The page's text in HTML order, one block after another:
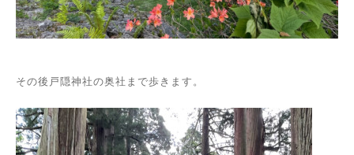
その後戸隠神社の奥社まで歩きます。